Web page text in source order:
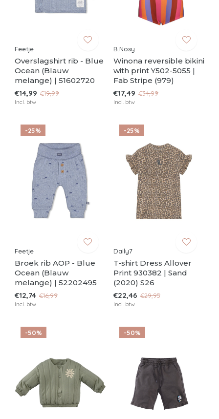
Feetje
Overslagshirt rib - Blue
Ocean (Blauw
melange) | 51602720
€14,99 €19,99
Incl. btw
B.Nosy
Winona reversible bikini
with print Y502-5055 |
Fab Stripe (979)
€17,49 €34,99
Incl. btw
-25%
Feetje
Broek rib AOP - Blue
Ocean (Blauw
melange) | 52202495
€12,74 €16,99
Incl. btw
-25%
Daily7
T-shirt Dress Allover
Print 930382 | Sand
(2020) S26
€22,46 €29,95
Incl. btw
-50% -50%